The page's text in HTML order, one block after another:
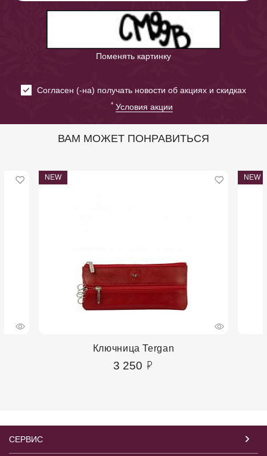
Поменять картинку
Cогласен (-на) получать новости об акциях и скидках
* Условия акции
ВАМ МОЖЕТ ПОНРАВИТЬСЯ
NEW
Ключница Tergan
3 250
NEW
СЕРВИС